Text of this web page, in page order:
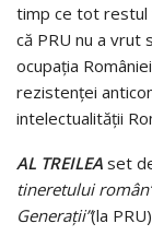
timp ce tot restul
că PRU nu a
ocupaţia
rezistenţei
intelectualităţii
AL TREILEA set
tineretului
Generaţii”(la